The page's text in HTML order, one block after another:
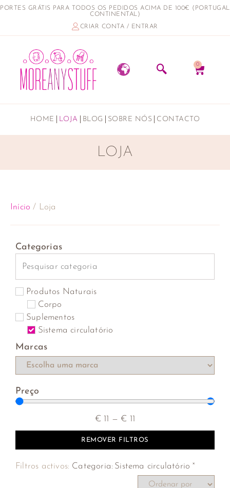
PORTES GRÁTIS PARA TODOS OS PEDIDOS ACIMA DE 100€ (PORTUGAL
CONTINENTAL)
CRIAR CONTA / ENTRAR
0
HOME LOJA BLOG SOBRE NÓS CONTACTO
LOJA
Início / Loja
Categorias
Produtos Naturais
Corpo
Suplementos
Sistema circulatório
Marcas
Preço
€ 11 — € 11
REMOVER FILTROS
Filtros activos: Categoria: Sistema circulatório ×